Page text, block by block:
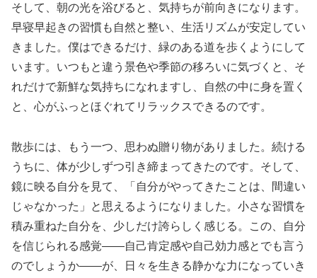
そして、朝の光を浴びると、気持ちが前向きになります。
早寝早起きの習慣も自然と整い、生活リズムが安定してい
きました。僕はできるだけ、緑のある道を歩くようにして
います。いつもと違う景色や季節の移ろいに気づくと、そ
れだけで新鮮な気持ちになれますし、自然の中に身を置く
と、心がふっとほぐれてリラックスできるのです。
散歩には、もう一つ、思わぬ贈り物がありました。続ける
うちに、体が少しずつ引き締まってきたのです。そして、
鏡に映る自分を見て、「自分がやってきたことは、間違い
じゃなかった」と思えるようになりました。小さな習慣を
積み重ねた自分を、少しだけ誇らしく感じる。この、自分
を信じられる感覚――自己肯定感や自己効力感とでも言う
のでしょうか――が、日々を生きる静かな力になっていき